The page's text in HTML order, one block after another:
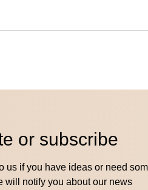
or subscribe
us if you have ideas or need
will notify you about our news